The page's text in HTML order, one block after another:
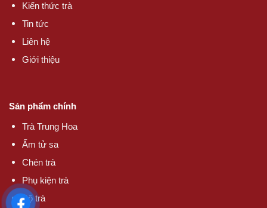
Kiến thức trà
Tin tức
Liên hệ
Giới thiệu
Sản phẩm chính
Trà Trung Hoa
Ấm tử sa
Chén trà
Phụ kiện trà
Bộ trà